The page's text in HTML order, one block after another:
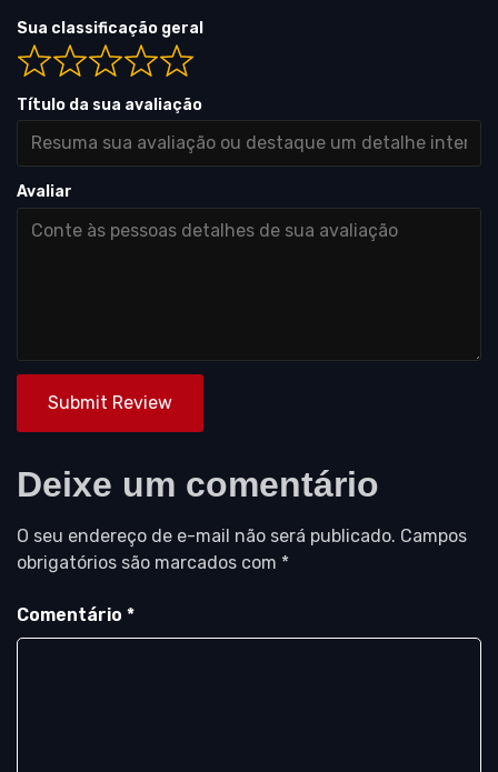
Sua classificação geral
Título da sua avaliação
Avaliar
Submit Review
Deixe um comentário
O seu endereço de e-mail não será publicado. Campos
obrigatórios são marcados com *
Comentário *